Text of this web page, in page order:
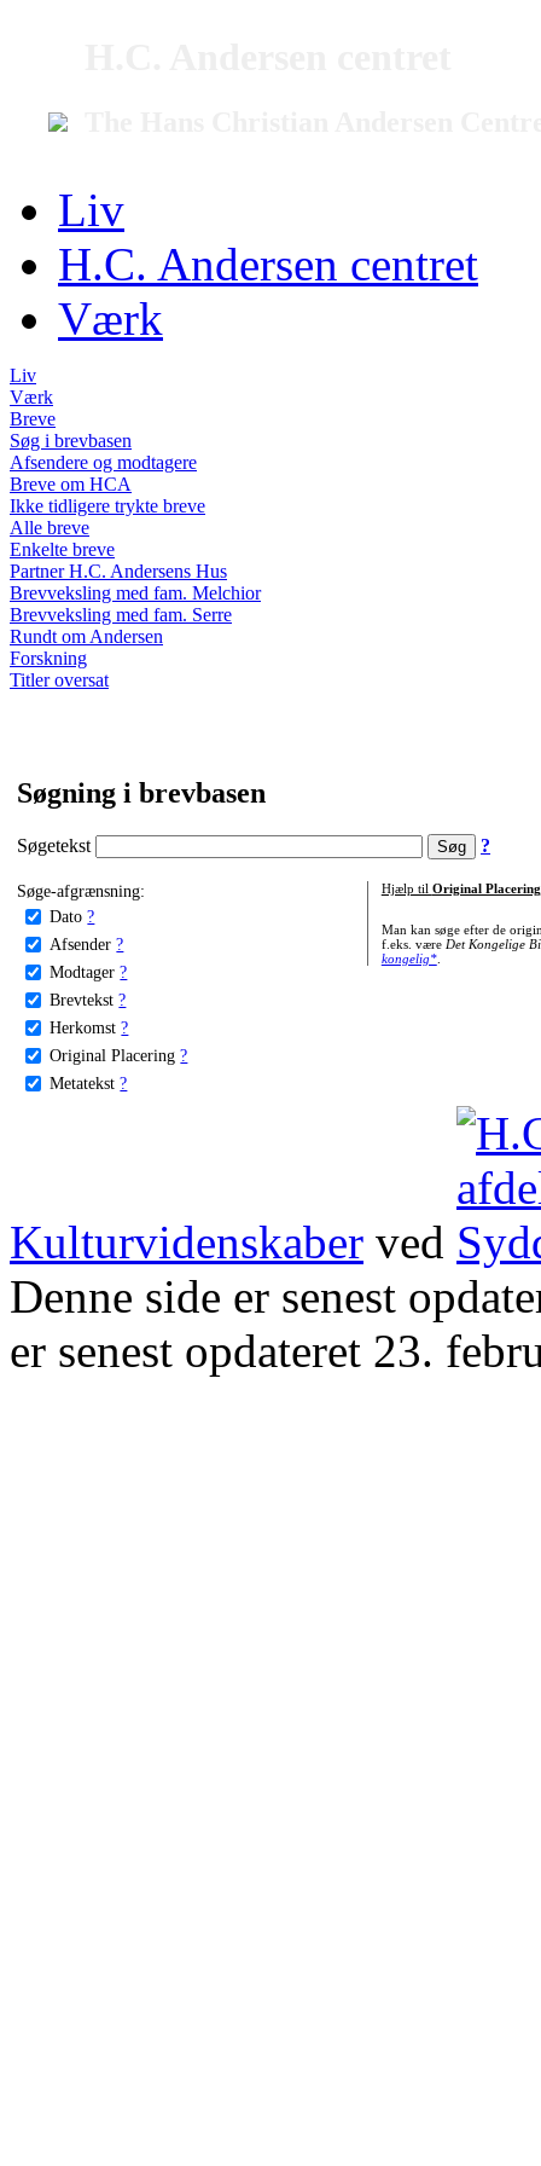
Liv
H.C. Andersen centret
Værk
Liv
Værk
Breve
Søg i brevbasen
Afsendere og modtagere
Breve om HCA
Ikke tidligere trykte breve
Alle breve
Enkelte breve
Partner H.C. Andersens Hus
Brevveksling med fam. Melchior
Brevveksling med fam. Serre
Rundt om Andersen
Forskning
Titler oversat
Søgning i brevbasen
Søgetekst ?
Søge-afgrænsning:
Dato ?
Afsender ?
Modtager ?
Brevtekst ?
Herkomst ?
Original Placering ?
Metatekst ?
Hjælp til Original Placering
Man kan søge efter de
f.eks. være Det Kongelige
kongelig*.
Kulturvidenskaber ved
Denne side er senest
er senest opdateret 23.